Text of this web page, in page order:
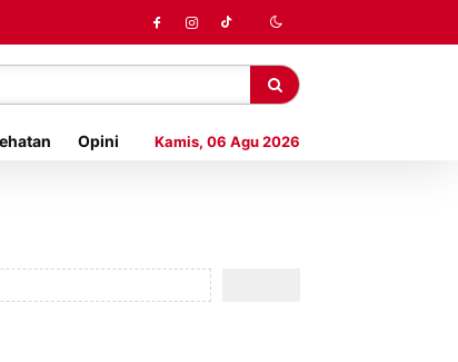
Opini Kamis, 06 Agu 2026